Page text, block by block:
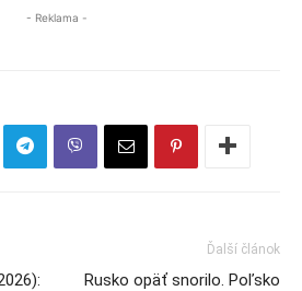
- Reklama -
Ďalší článok
Rusko opäť snorilo. Poľsko